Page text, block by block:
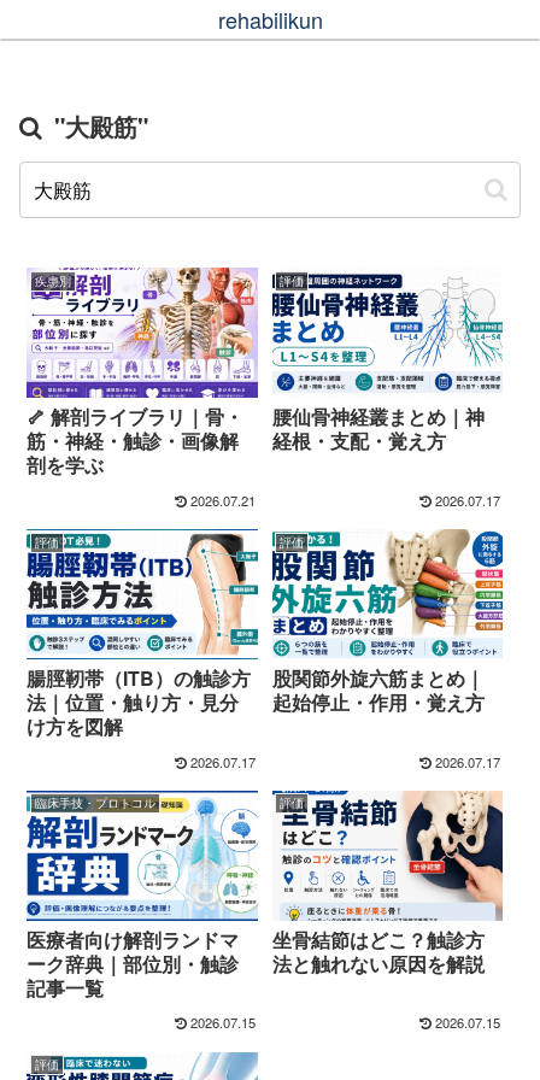
rehabilikun
"大殿筋"
疾患別
🦴 解剖ライブラリ｜骨・
筋・神経・触診・画像解
剖を学ぶ
2026.07.21
評価
腰仙骨神経叢まとめ｜神
経根・支配・覚え方
2026.07.17
評価
腸脛靭帯（ITB）の触診方
法｜位置・触り方・見分
け方を図解
2026.07.17
評価
股関節外旋六筋まとめ｜
起始停止・作用・覚え方
2026.07.17
臨床手技・プロトコル
医療者向け解剖ランドマ
ーク辞典｜部位別・触診
記事一覧
2026.07.15
評価
坐骨結節はどこ？触診方
法と触れない原因を解説
2026.07.15
評価